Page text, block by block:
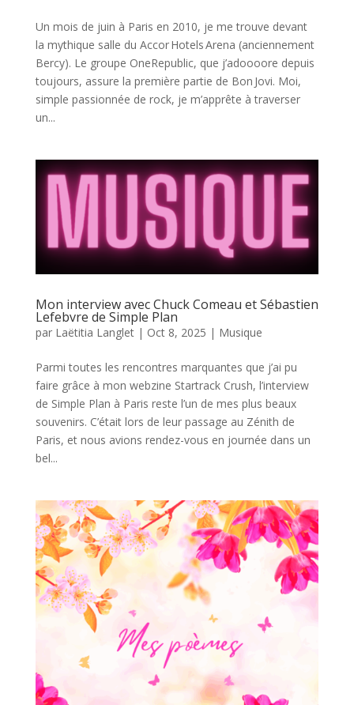
Un mois de juin à Paris en 2010, je me trouve devant
la mythique salle du Accor Hotels Arena (anciennement
Bercy). Le groupe OneRepublic, que j’adoooore depuis
toujours, assure la première partie de Bon Jovi. Moi,
simple passionnée de rock, je m’apprête à traverser
un...
Mon interview avec Chuck Comeau et Sébastien
Lefebvre de Simple Plan
par Laëtitia Langlet| Oct 8, 2025 | Musique
Parmi toutes les rencontres marquantes que j’ai pu
faire grâce à mon webzine Startrack Crush, l’interview
de Simple Plan à Paris reste l’un de mes plus beaux
souvenirs. C’était lors de leur passage au Zénith de
Paris, et nous avions rendez-vous en journée dans un
bel...